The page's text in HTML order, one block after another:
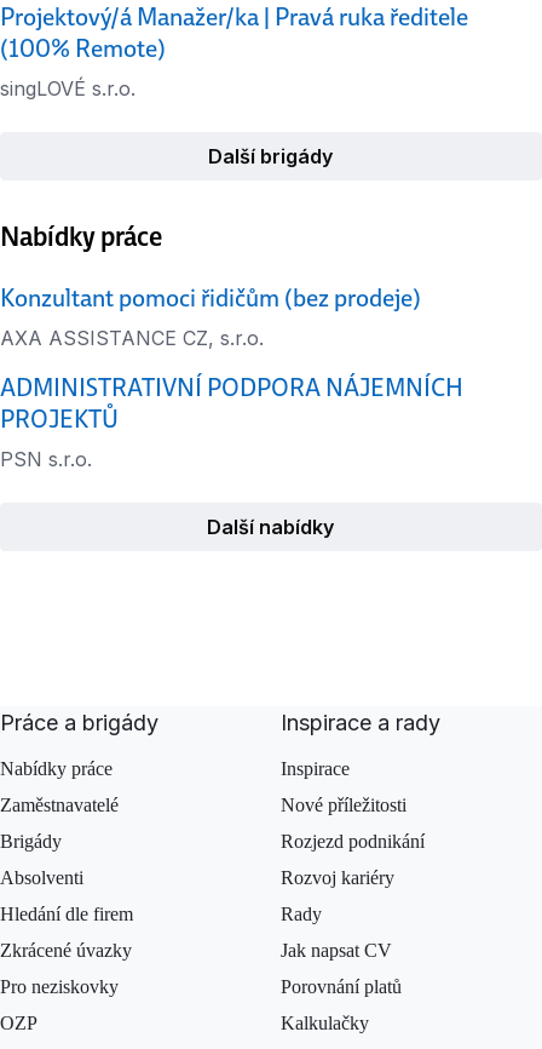
Projektový/á Manažer/ka | Pravá ruka ředitele
(100% Remote)
singLOVÉ s.r.o.
Další brigády
Nabídky práce
Konzultant pomoci řidičům (bez prodeje)
AXA ASSISTANCE CZ, s.r.o.
ADMINISTRATIVNÍ PODPORA NÁJEMNÍCH
PROJEKTŮ
PSN s.r.o.
Další nabídky
Práce a brigády
Nabídky práce
Zaměstnavatelé
Brigády
Absolventi
Hledání dle firem
Zkrácené úvazky
Pro neziskovky
OZP
Inspirace a rady
Inspirace
Nové příležitosti
Rozjezd podnikání
Rozvoj kariéry
Rady
Jak napsat CV
Porovnání platů
Kalkulačky